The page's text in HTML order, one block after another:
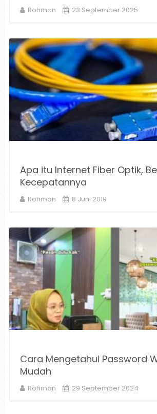
Rohman 23 September 2025
Apa itu Internet Fiber Optik,
Kecepatannya
Rohman 8 Juni 2019
Cara Mengetahui Password
Mudah
Rohman 29 September 2024